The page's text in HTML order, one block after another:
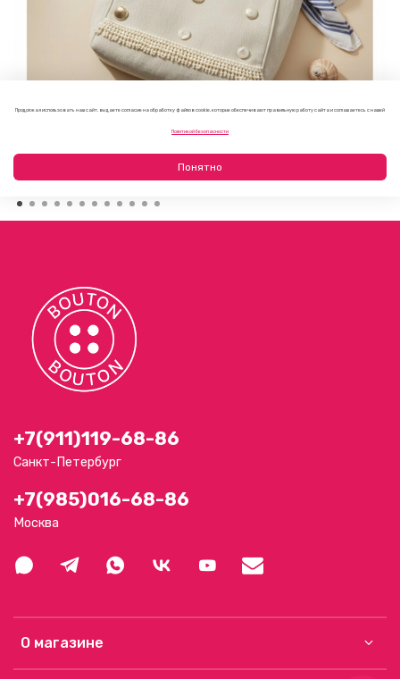
О магазине
+7(911)119-68-86
Санкт-Петербург
+7(985)016-68-86
Москва
Продолжая использовать наш сайт, вы даете согласие на обработку файлов cookie, которые обеспечивают правильную работу сайта и соглашаетесь с нашей
Политикой безопасности
Понятно